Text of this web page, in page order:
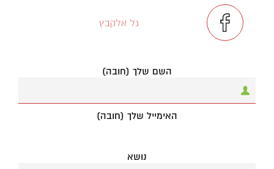
גל אלקבץ
השם שלך (חובה)
האימייל שלך (חובה)
נושא